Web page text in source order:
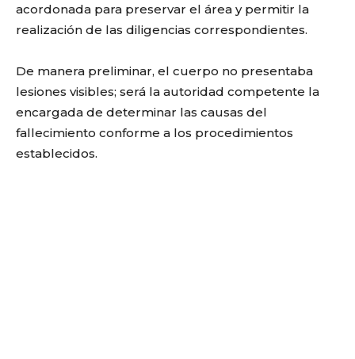
acordonada para preservar el área y permitir la
realización de las diligencias correspondientes.
De manera preliminar, el cuerpo no presentaba
lesiones visibles; será la autoridad competente la
encargada de determinar las causas del
fallecimiento conforme a los procedimientos
establecidos.